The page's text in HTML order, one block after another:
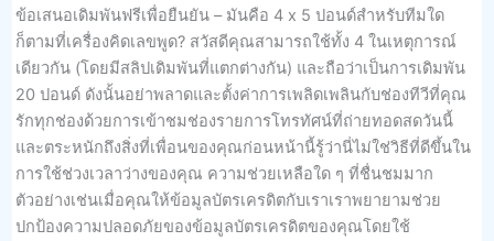
ข้อเสนอเดิมพันฟรีเพื่อยืนยัน – มันคือ 4 x 5 ปอนด์สำหรับทีมใด
ก็ตามที่เครื่องคิดเลขพูด? สวัสดีคุณสามารถใช้ทั้ง 4 ในเหตุการณ์
เดียวกัน (โดยมีสลิปเดิมพันที่แตกต่างกัน) และถือว่าเป็นการเดิมพัน
20 ปอนด์ ดังนั้นอย่าพลาดและตั้งค่าการเพลิดเพลินกับช่องทีวีที่คุณ
รักทุกช่องด้วยการเข้าชมช่องรายการโทรทัศน์ที่ถ่ายทอดสดวันนี้
และตระหนักถึงสิ่งที่เพื่อนของคุณก่อนหน้านี้รู้ว่านี่ไม่ใช่วิธีที่ดีขึ้นใน
การใช้ช่วงเวลาว่างของคุณ ความช่วยเหลือใด ๆ ที่ชื่นชมมาก
ตัวอย่างเช่นเมื่อคุณให้ข้อมูลบัตรเครดิตกับเราเราพยายามช่วย
ปกป้องความปลอดภัยของข้อมูลบัตรเครดิตของคุณโดยใช้